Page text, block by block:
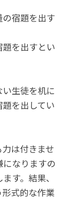
宿題を出す
を出すとい
生徒を机に
を出してい
は付きませ
なりますの
す。結果、
式的な作業